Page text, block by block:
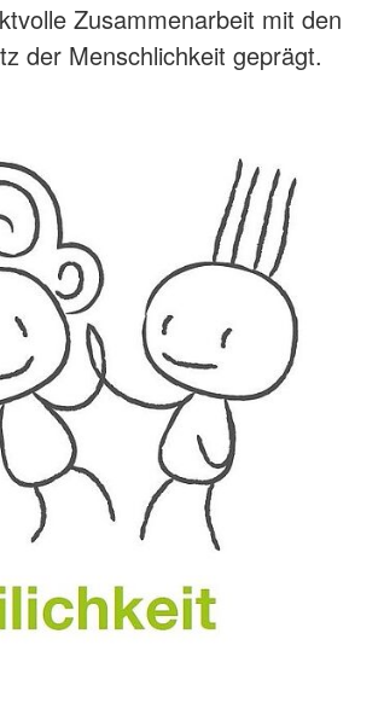
Zusammenarbeit mit den
der Menschlichkeit geprägt.